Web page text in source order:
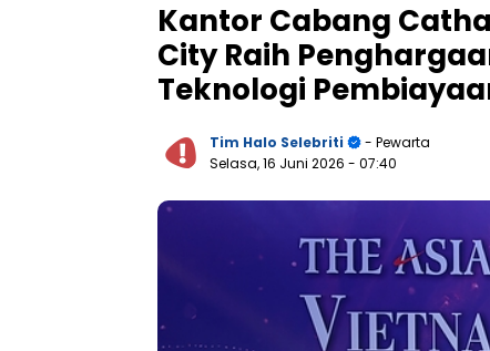
Kantor Cabang
City Raih
Teknologi
Tim Halo Selebriti
- Pewarta
Selasa, 16 Juni 2026 - 07:40